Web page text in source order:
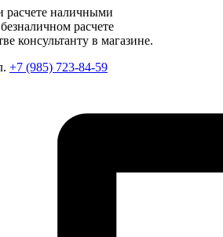
расчете наличными
расчете
консультанту в магазине.
+7 (985) 723-84-59